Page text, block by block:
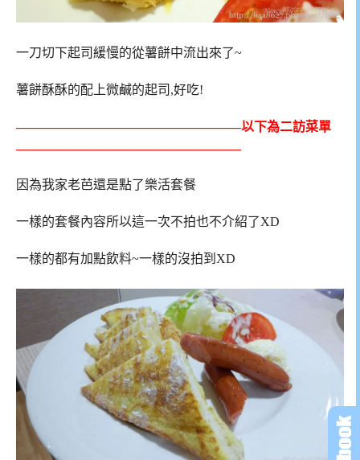
一刀切下起司緩慢的從薯餅中流出來了~
薯餅酥酥的配上微鹹的起司,好吃!
—————————————————–以下為二訪菜單
—————————————————–
因為我家老芭還是點了樂活套餐
一樣的套餐內容所以這一次不拍也不介紹了XD
一樣的都有加點飲料~一樣的沒拍到XD